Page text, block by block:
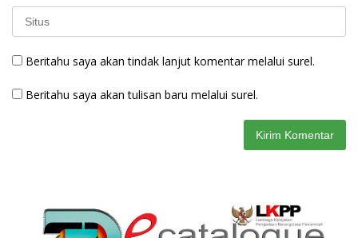
Beritahu saya akan tindak lanjut komentar melalui surel.
Beritahu saya akan tulisan baru melalui surel.